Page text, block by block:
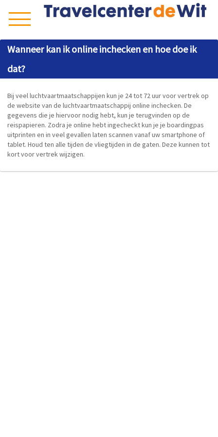
Wanneer kan ik online inchecken en hoe doe ik
dat?
Bij veel luchtvaartmaatschappijen kun je 24 tot 72 uur voor vertrek op
de website van de luchtvaartmaatschappij online inchecken. De
gegevens die je hiervoor nodig hebt, kun je terugvinden op de
reispapieren. Zodra je online hebt ingecheckt kun je je boardingpas
uitprinten en in veel gevallen laten scannen vanaf uw smartphone of
tablet. Houd ten alle tijden de vliegtijden in de gaten. Deze kunnen tot
kort voor vertrek wijzigen.